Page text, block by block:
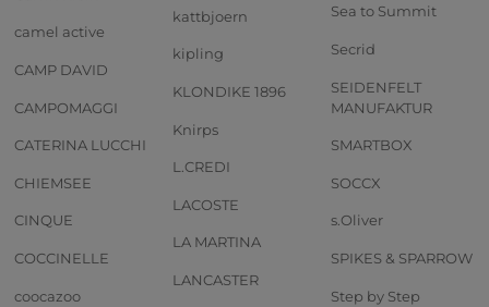
camel active
CAMP DAVID
CAMPOMAGGI
CATERINA LUCCHI
CHIEMSEE
CINQUE
COCCINELLE
coocazoo
kattbjoern
kipling
KLONDIKE 1896
Knirps
L.CREDI
LACOSTE
LA MARTINA
LANCASTER
Sea to Summit
Secrid
SEIDENFELT
MANUFAKTUR
SMARTBOX
SOCCX
s.Oliver
SPIKES & SPARROW
Step by Step